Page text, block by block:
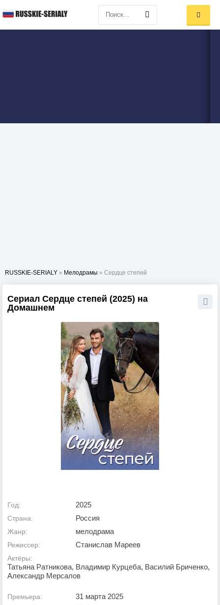
RUSSKIE-SERIALY » Мелодрамы » Сердце степей
Сериал Сердце степей (2025) на
Домашнем
Год: 2025
Страна: Россия
Жанр: мелодрама
Режиссер: Станислав Мареев
Актёры:
Татьяна Ратникова, Владимир Курцеба, Василий Бриченко,
Александр Мерсалов
Премьера: 31 марта 2025